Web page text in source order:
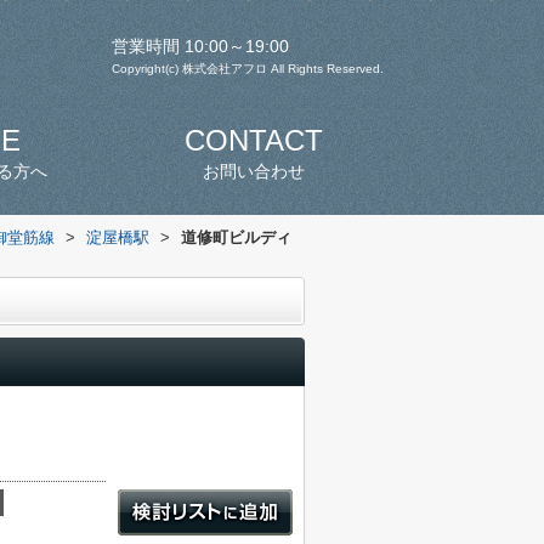
営業時間 10:00～19:00
Copyright(c) 株式会社アフロ All Rights Reserved.
方へ
CONTACT
お問い合わせ
堂筋線 > 淀屋橋駅 > 道修町ビルディ